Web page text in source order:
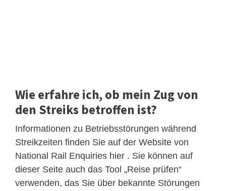
Wie erfahre ich, ob mein Zug von
den Streiks betroffen ist?
Informationen zu Betriebsstörungen während
Streikzeiten finden Sie auf der Website von
National Rail Enquiries hier . Sie können auf
dieser Seite auch das Tool „Reise prüfen“
verwenden, das Sie über bekannte Störungen